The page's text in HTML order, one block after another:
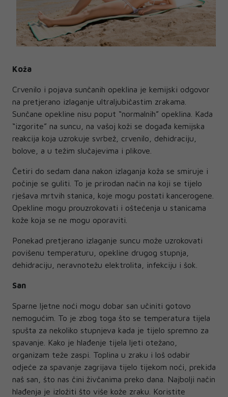
Koža
Crvenilo i pojava sunčanih opeklina je kemijski odgovor
na pretjerano izlaganje ultraljubičastim zrakama.
Sunčane opekline nisu poput “normalnih” opeklina. Kada
“izgorite” na suncu, na vašoj koži se događa kemijska
reakcija koja uzrokuje svrbež, crvenilo, dehidraciju,
bolove, a u težim slučajevima i plikove.
Četiri do sedam dana nakon izlaganja koža se smiruje i
počinje se guliti. To je prirodan način na koji se tijelo
rješava mrtvih stanica, koje mogu postati kancerogene.
Opekline mogu prouzrokovati i oštećenja u stanicama
kože koja se ne mogu oporaviti.
Ponekad pretjerano izlaganje suncu može uzrokovati
povišenu temperaturu, opekline drugog stupnja,
dehidraciju, neravnotežu elektrolita, infekciju i šok.
San
Sparne ljetne noći mogu dobar san učiniti gotovo
nemogućim. To je zbog toga što se temperatura tijela
spušta za nekoliko stupnjeva kada je tijelo spremno za
spavanje. Kako je hlađenje tijela ljeti otežano,
organizam teže zaspi. Toplina u zraku i loš odabir
odjeće za spavanje zagrijava tijelo tijekom noći, prekida
naš san, što nas čini živčanima preko dana. Najbolji način
hlađenja je izložiti što više kože zraku. Koristite